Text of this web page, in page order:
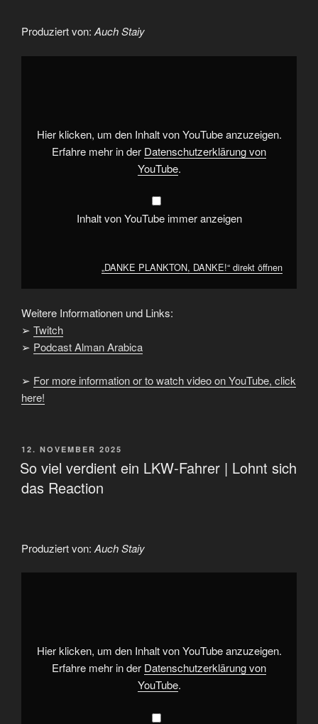
Produziert von: Auch Staiy
„DANKE
Hier klicken, um den Inhalt von YouTube anzuzeigen.
Erfahre mehr in der Datenschutzerklärung von
YouTube.
Inhalt von YouTube immer anzeigen
„DANKE PLANKTON, DANKE!“ direkt öffnen
Weitere Informationen und Links:
➢ Twitch
➢ Podcast Alman Arabica
➢ For more information or to watch video on YouTube, click
here!
VERÖFFENTLICHT
AM
12. NOVEMBER 2025
So viel verdient ein LKW-Fahrer | Lohnt sich
das Reaction
Produziert von: Auch Staiy
„So
Lohnt
sich
Reaction“
Hier klicken, um den Inhalt von YouTube anzuzeigen.
Erfahre mehr in der Datenschutzerklärung von
YouTube.